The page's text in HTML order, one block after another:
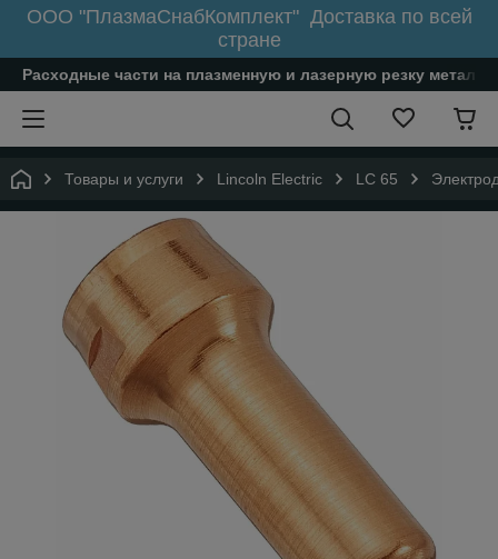
ООО "ПлазмаСнабКомплект" Доставка по всей
стране
Расходные части на плазменную и лазерную резку
Товары и услуги Lincoln Electric LC 65